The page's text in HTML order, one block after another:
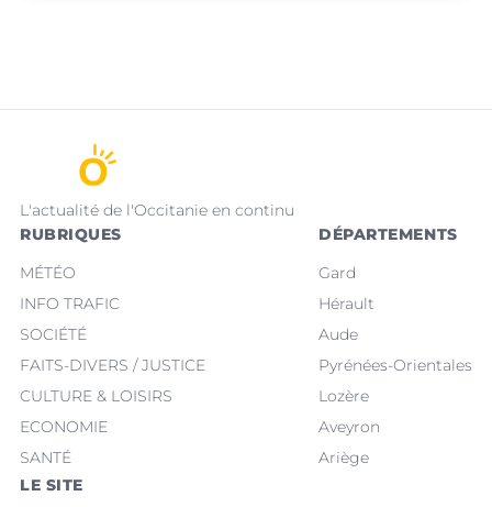
L'actualité de l'Occitanie en continu
RUBRIQUES
MÉTÉO
INFO TRAFIC
SOCIÉTÉ
FAITS-DIVERS / JUSTICE
CULTURE & LOISIRS
ECONOMIE
SANTÉ
DÉPARTEMENTS
Gard
Hérault
Aude
Pyrénées-Orientales
Lozère
Aveyron
Ariège
LE SITE